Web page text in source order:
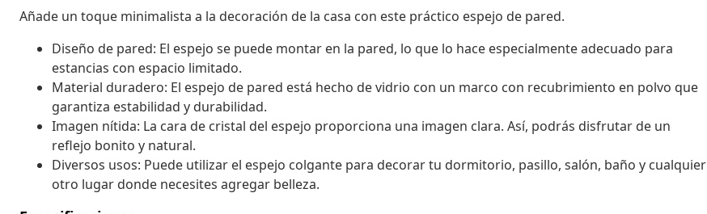
Añade un toque minimalista a la decoración de la casa con este práctico espejo de pared.
Diseño de pared: El espejo se puede montar en la pared, lo que lo hace especialmente adecuado para
estancias con espacio limitado.
Material duradero: El espejo de pared está hecho de vidrio con un marco con recubrimiento en polvo que
garantiza estabilidad y durabilidad.
Imagen nítida: La cara de cristal del espejo proporciona una imagen clara. Así, podrás disfrutar de un
reflejo bonito y natural.
Diversos usos: Puede utilizar el espejo colgante para decorar tu dormitorio, pasillo, salón, baño y cualquier
otro lugar donde necesites agregar belleza.